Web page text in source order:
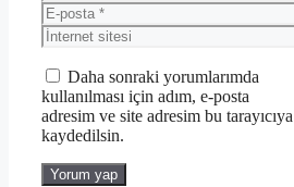
E-
posta
İnternet
sitesi
Daha sonraki yorumlarımda
kullanılması için adım, e-posta
adresim ve site adresim bu tarayıcıya
kaydedilsin.